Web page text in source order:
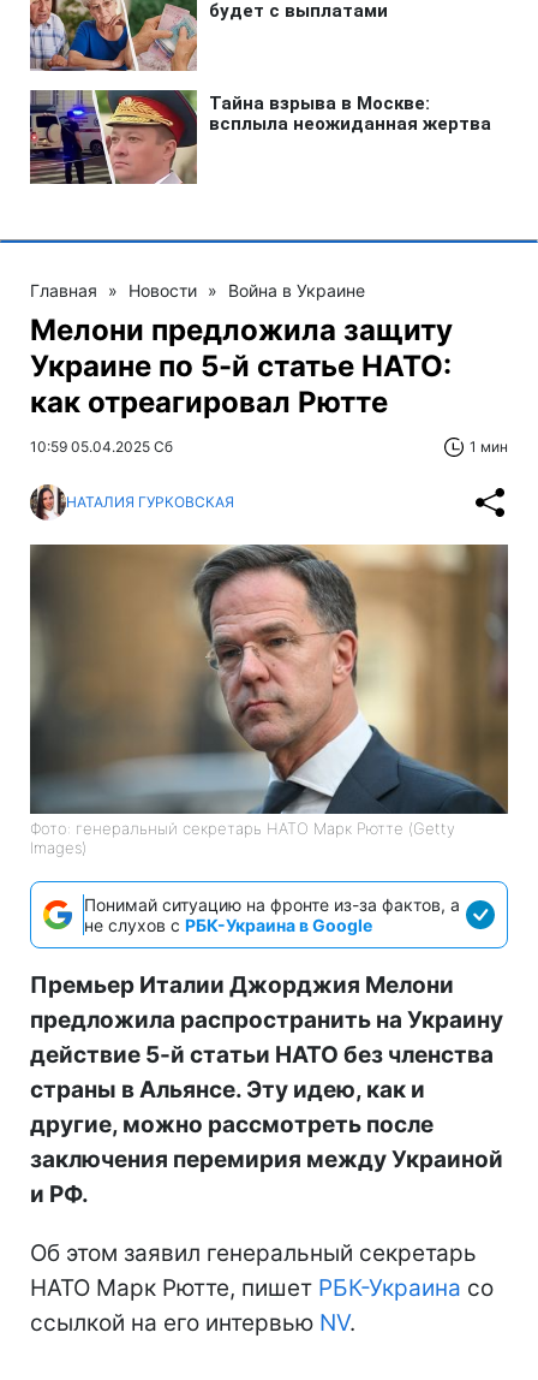
Главная » Новости » Война в Украине
Мелони предложила защиту
Украине по 5-й статье НАТО:
как отреагировал Рютте
10:59 05.04.2025 Сб 1 мин
НАТАЛИЯ ГУРКОВСКАЯ
Фото: генеральный секретарь НАТО Марк Рютте (Getty
Images)
Понимай ситуацию на фронте из-за фактов, а
не слухов с РБК-Украина в Google
Премьер Италии Джорджия Мелони
предложила распространить на Украину
действие 5-й статьи НАТО без членства
страны в Альянсе. Эту идею, как и
другие, можно рассмотреть после
заключения перемирия между Украиной
и РФ.
Об этом заявил генеральный секретарь
НАТО Марк Рютте, пишет РБК-Украина со
ссылкой на его интервью NV.